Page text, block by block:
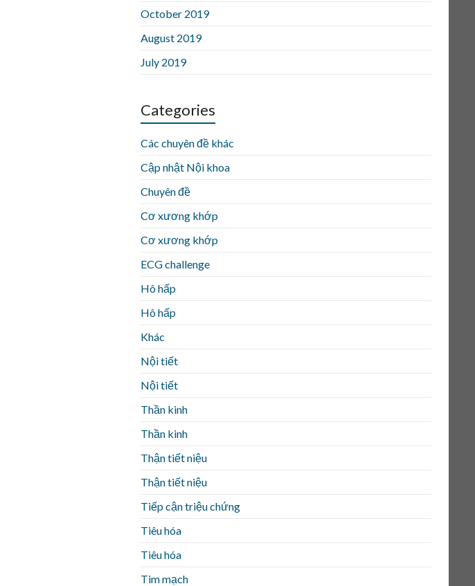
October 2019
August 2019
July 2019
Categories
Các chuyên đề khác
Cập nhật Nội khoa
Chuyên đề
Cơ xương khớp
Cơ xương khớp
ECG challenge
Hô hấp
Hô hấp
Khác
Nội tiết
Nội tiết
Thần kinh
Thần kinh
Thận tiết niệu
Thận tiết niệu
Tiếp cận triệu chứng
Tiêu hóa
Tiêu hóa
Tim mạch